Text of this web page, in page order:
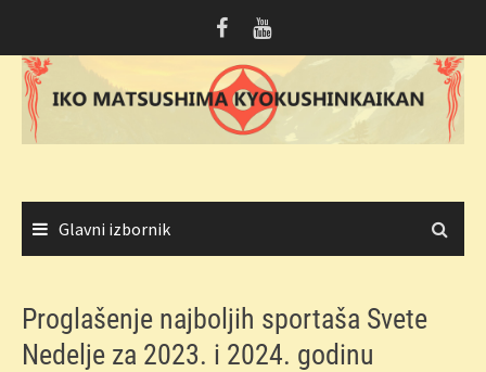
sadržaja
Glavni izbornik
Proglašenje najboljih sportaša Svete
Nedelje za 2023. i 2024. godinu